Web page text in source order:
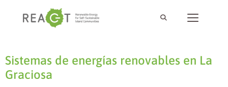
Sistemas de energías renovables en La
Graciosa